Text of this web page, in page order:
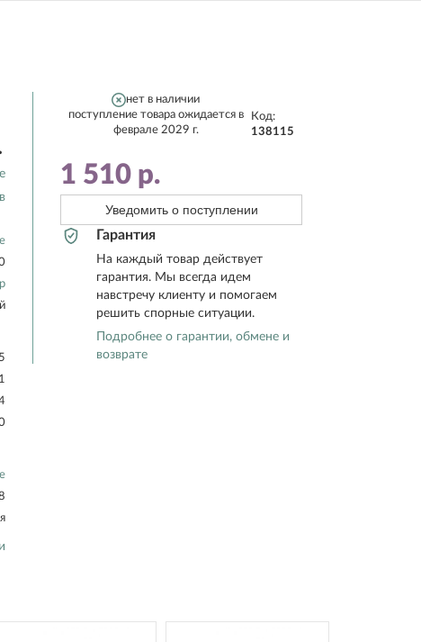
нет в наличии
поступление товара ожидается в
феврале 2029 г.
Код:
138115
1 510 р.
Уведомить о поступлении
Гарантия
На каждый товар действует
гарантия. Мы всегда идем
навстречу клиенту и помогаем
решить спорные ситуации.
Подробнее о гарантии, обмене и
возврате